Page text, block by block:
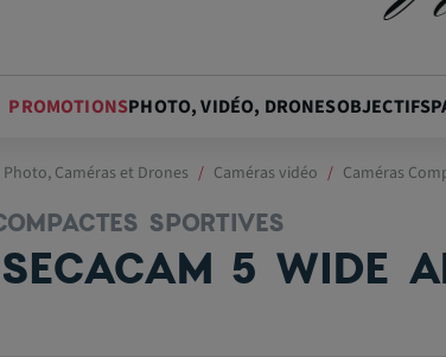
PROMOTIONSPHOTO, VIDÉO, DRONESOBJECTIFS
Caméras et Drones Caméras vidéo Caméras
SPORTIVES
5 WIDE